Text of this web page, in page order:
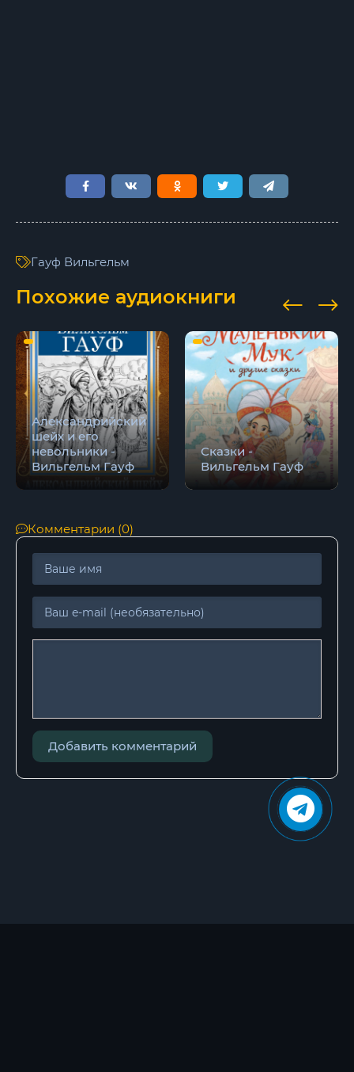
Гауф Вильгельм
Похожие аудиокниги
Александрийский
шейх и его
невольники -
Вильгельм Гауф
Сказки -
Вильгельм Гауф
Комментарии (0)
Добавить комментарий